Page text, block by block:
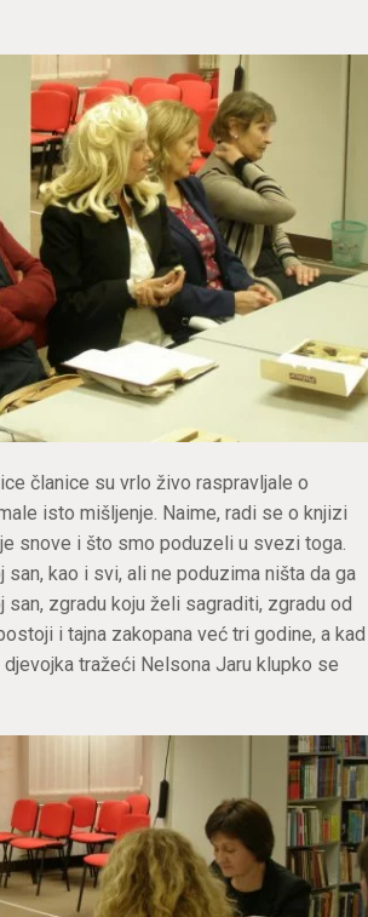
članice su vrlo živo raspravljale o
isto mišljenje. Naime, radi se o knjizi
snove i što smo poduzeli u svezi toga.
kao i svi, ali ne poduzima ništa da ga
zgradu koju želi sagraditi, zgradu od
i tajna zakopana već tri godine, a kad
tražeći Nelsona Jaru klupko se